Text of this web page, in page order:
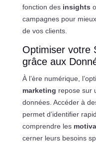
fonction des insights
campagnes pour
de vos clients.
Optimiser votre
grâce aux
À l’ère numérique,
marketing repose sur
données. Accéder à
permet d’identifier
comprendre les
cerner leurs besoins